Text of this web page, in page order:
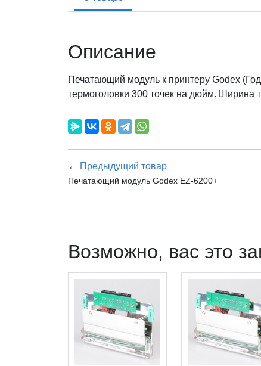
Описание
Печатающий модуль к принтеру Godex
термоголовки 300 точек на дюйм. Ширина
← Предыдущий товар
Печатающий модуль Godex EZ-6200+
Возможно, вас это